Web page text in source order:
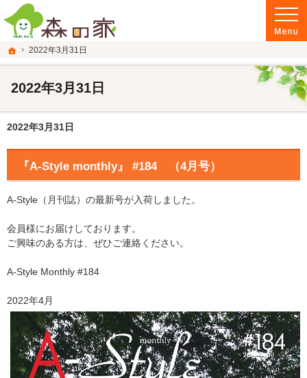
ホーム
2022年3月31日
2022年3月31日
富山県南砺市の注文住宅・新築戸建てを手がける建設会社なら当社へ。
富山県南砺市の新築・注文住宅・新築戸建てを手がける建設会社なら森の家
2022年3月31日
『A-Style monthly』 #184 （4月号）
A-Style（月刊誌）の最新号が入荷しました。
会員様にお届けしております。
ご興味のある方は、ぜひご連絡ください。
A-Style Monthly #184
2022年4月